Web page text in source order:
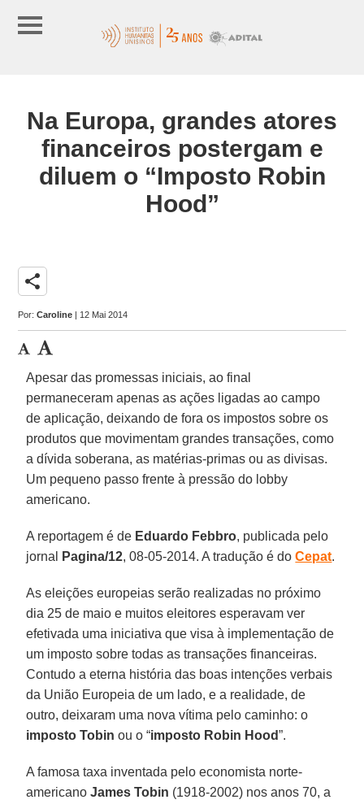
Na Europa, grandes atores
financeiros postergam e
diluem o “Imposto Robin
Hood”
share
Por:Caroline | 12 Mai 2014
Apesar das promessas iniciais, ao final
permaneceram apenas as ações ligadas ao campo
de aplicação, deixando de fora os impostos sobre os
produtos que movimentam grandes transações, como
a dívida soberana, as matérias-primas ou as divisas.
Um pequeno passo frente à pressão do lobby
americano.
A reportagem é de Eduardo Febbro, publicada pelo
jornal
Pagina/12, 08-05-2014. A tradução é doCepat.
As eleições europeias serão realizadas no próximo
dia 25 de maio e muitos eleitores esperavam ver
efetivada uma iniciativa que visa à implementação de
um imposto sobre todas as transações financeiras.
Contudo a eterna história das boas intenções verbais
da União Europeia de um lado, e a realidade, de
outro, deixaram uma nova vítima pelo caminho: o
imposto Tobin ou o “imposto Robin Hood”.
A famosa taxa inventada pelo economista norte-
americanoJames Tobin (1918-2002) nos anos 70, a